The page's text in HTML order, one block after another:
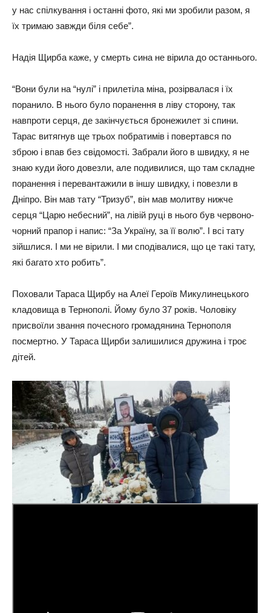
у нас спілкування і останні фото, які ми зробили разом, я
їх тримаю завжди біля себе”.
Надія Щирба каже, у смерть сина не вірила до останнього.
“Вони були на “нулі” і прилетіла міна, розірвалася і їх
поранило. В нього було поранення в ліву сторону, так
навпроти серця, де закінчується бронежилет зі спини.
Тарас витягнув ще трьох побратимів і повертався по
зброю і впав без свідомості. Забрали його в швидку, я не
знаю куди його довезли, але подивилися, що там складне
поранення і перевантажили в іншу швидку, і повезли в
Дніпро. Він мав тату “Тризуб”, він мав молитву нижче
серця “Царю небесний”, на лівій руці в нього був червоно-
чорний прапор і напис: “За Україну, за її волю”. І всі тату
зійшлися. І ми не вірили. І ми сподівалися, що це такі тату,
які багато хто робить”.
Поховали Тараса Щирбу на Алеї Героїв Микулинецького
кладовища в Тернополі. Йому було 37 років. Чоловіку
присвоїли звання почесного громадянина Тернополя
посмертно. У Тараса Щирби залишилися дружина і троє
дітей.